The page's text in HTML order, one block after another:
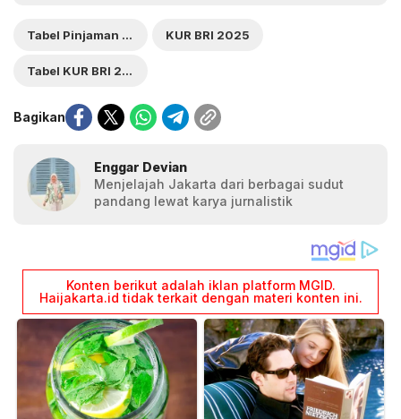
Tabel Pinjaman KUR BRI 2025 KUR BRI 2025
Tabel KUR BRI 2025
Bagikan
Enggar Devian
Menjelajah Jakarta dari berbagai sudut
pandang lewat karya jurnalistik